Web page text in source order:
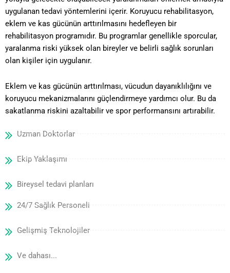
uygulanan tedavi yöntemlerini içerir. Koruyucu rehabilitasyon,
eklem ve kas gücünün arttırılmasını hedefleyen bir
rehabilitasyon programıdır. Bu programlar genellikle sporcular,
yaralanma riski yüksek olan bireyler ve belirli sağlık sorunları
olan kişiler için uygulanır.
Eklem ve kas gücünün arttırılması, vücudun dayanıklılığını ve
koruyucu mekanizmalarını güçlendirmeye yardımcı olur. Bu da
sakatlanma riskini azaltabilir ve spor performansını artırabilir.
Uzman Doktorlar
Ekip Yaklaşımı
Bireysel tedavi planları
24/7 Sağlık Personeli
Gelişmiş Teknolojiler
Ve dahası...